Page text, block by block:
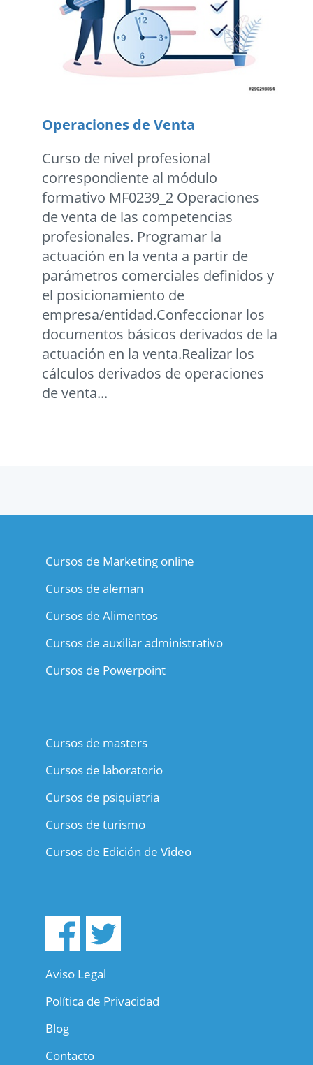
Operaciones de Venta
Curso de nivel profesional
correspondiente al módulo
formativo MF0239_2 Operaciones
de venta de las competencias
profesionales. Programar la
actuación en la venta a partir de
parámetros comerciales definidos y
el posicionamiento de
empresa/entidad.Confeccionar los
documentos básicos derivados de la
actuación en la venta.Realizar los
cálculos derivados de operaciones
de venta...
Cursos de Marketing online
Cursos de aleman
Cursos de Alimentos
Cursos de auxiliar administrativo
Cursos de Powerpoint
Cursos de masters
Cursos de laboratorio
Cursos de psiquiatria
Cursos de turismo
Cursos de Edición de Video
Aviso Legal
Política de Privacidad
Blog
Contacto